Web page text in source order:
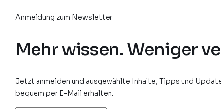
Anmeldung zum Newsletter
Mehr wissen. Weniger
Jetzt anmelden und ausgewählte Inhalte, Tipps und
bequem per E-Mail erhalten.